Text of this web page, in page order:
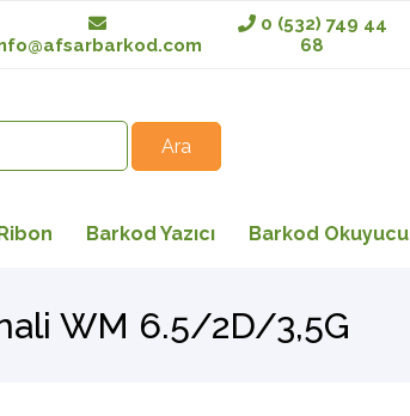
0 (532) 749 44
68
Barkod Yazıcı Barkod Okuyucu
WM 6.5/2D/3,5G